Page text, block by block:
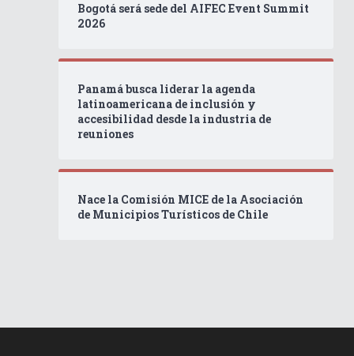
Bogotá será sede del AIFEC Event Summit
2026
Panamá busca liderar la agenda
latinoamericana de inclusión y
accesibilidad desde la industria de
reuniones
Nace la Comisión MICE de la Asociación
de Municipios Turísticos de Chile